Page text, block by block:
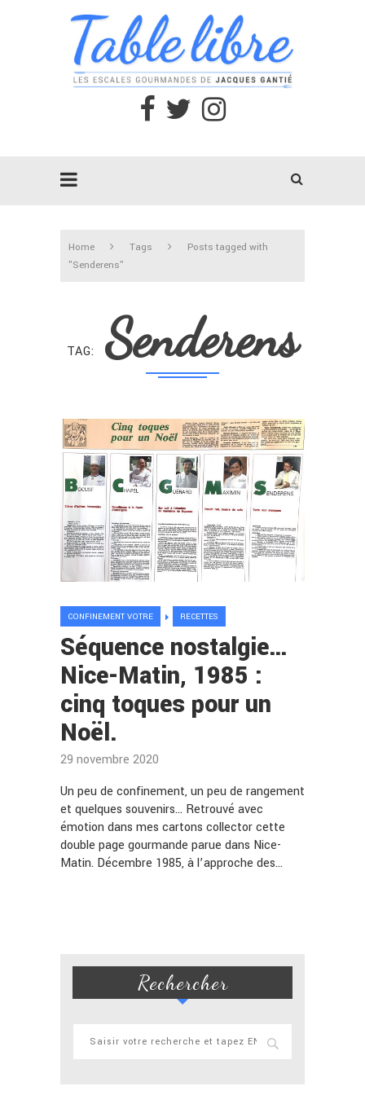
Home Tags
Posts tagged with
"Senderens"
TAG Senderens
CONFINEMENT VOTRE RECETTES
Séquence nostalgie…
Nice-Matin, 1985 :
cinq toques pour un
Noël.
29 novembre 2020
Un peu de confinement, un peu de rangement
et quelques souvenirs… Retrouvé avec
émotion dans mes cartons collector cette
double page gourmande parue dans Nice-
Matin. Décembre 1985, à l’approche des…
Rechercher